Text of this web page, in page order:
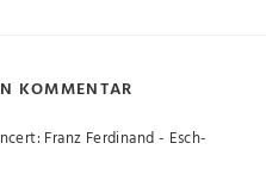
KOMMENTAR
Franz Ferdinand - Esch-